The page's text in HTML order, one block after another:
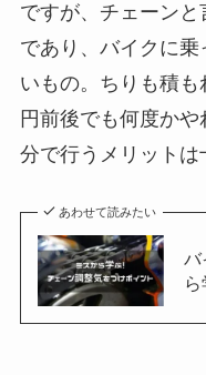
ですが、チェーンと
であり、バイクに
いもの。ちりも積
円前後でも何度か
分で行うメリットは
あわせて読みたい
バ